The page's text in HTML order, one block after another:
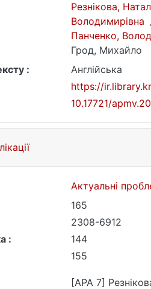
Резнікова,
Володимирівна
Панченко,
Грод, Михайло
:
Англійська
https://
10.17721/
Актуальні
165
2308-6912
:
144
155
[APA 7]